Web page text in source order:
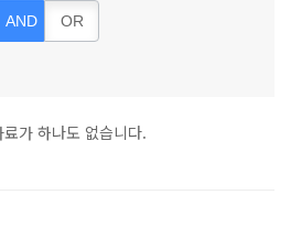
AND OR
료가 하나도 없습니다.